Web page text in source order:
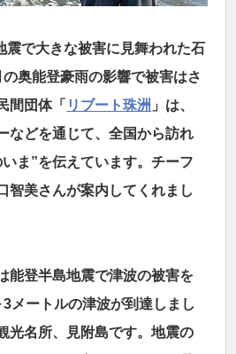
震で大きな被害に見舞われた石
奥能登豪雨の影響で被害はさ
間団体「 リブート珠洲 」は、
などを通じて、全国から訪れ
ま”を伝えています。チーフ
智美さんが案内してくれまし
能登半島地震で津波の被害を
メートルの津波が到達しまし
光名所、見附島です。地震の